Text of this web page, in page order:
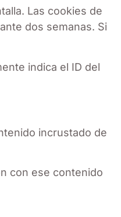
Las cookies de
dos semanas. Si
indica el ID del
incrustado de
con ese contenido